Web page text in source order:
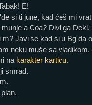
E!
si ti june, kad ćeš mi
a Coa? Divi ga
Javi se kad si u Bg da
neku muše sa
na karakter karticu.
smrad.